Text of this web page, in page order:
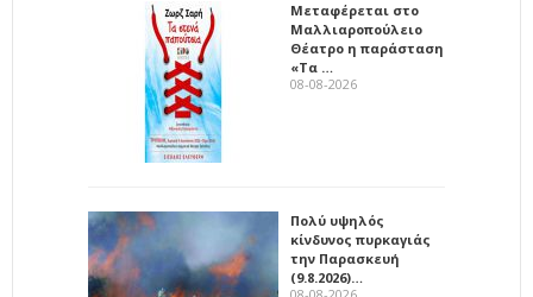
Μεταφέρεται στο
Μαλλιαροπούλειο
Θέατρο η παράσταση
«Τα …
08-08-2026
Πολύ υψηλός
κίνδυνος πυρκαγιάς
την Παρασκευή
(9.8.2026)…